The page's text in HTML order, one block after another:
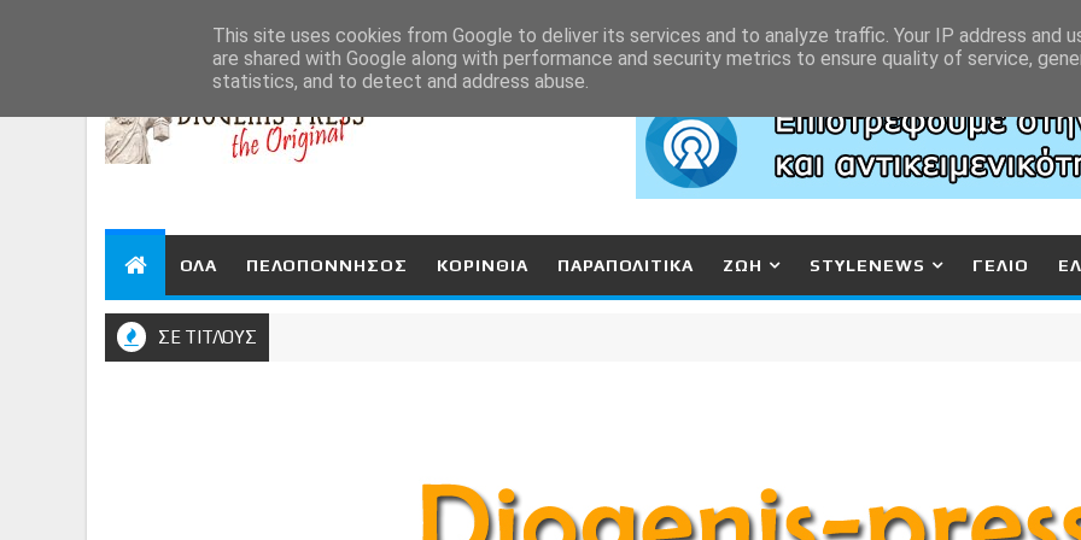
ΟΛΑ ΠΕΛΟΠΟΝΝΗΣΟΣ ΚΟΡΙΝΘΙΑ ΠΑΡΑΠΟΛΙΤΙΚΑ ΖΩΗ STYLENEWS ΓΕΛΙΟ
ΣΕ ΤΙΤΛΟΥΣ
This site uses cookies from Google to deliver its services and to analyze traffic. Your IP address and
are shared with Google along with performance and security metrics to ensure quality of service,
statistics, and to detect and address abuse.